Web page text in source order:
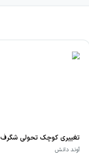
تغییری کوچک تحولی شگرف
آوند دانش